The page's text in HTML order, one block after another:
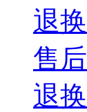
退
售
退